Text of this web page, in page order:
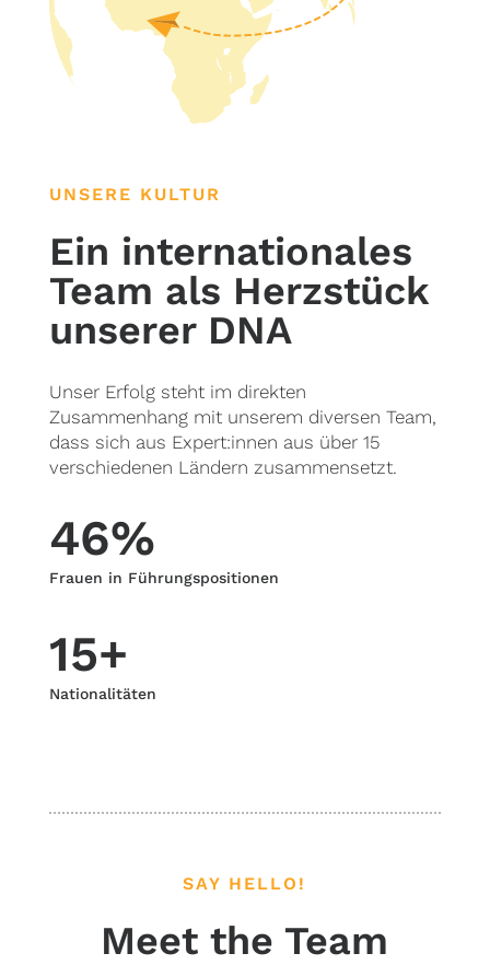
UNSERE KULTUR
Ein internationales
Team als Herzstück
unserer DNA
Unser Erfolg steht im direkten
Zusammenhang mit unserem diversen Team,
dass sich aus Expert:innen aus über 15
verschiedenen Ländern zusammensetzt.
46%
Frauen in Führungspositionen
15+
Nationalitäten
SAY HELLO!
Meet the Team